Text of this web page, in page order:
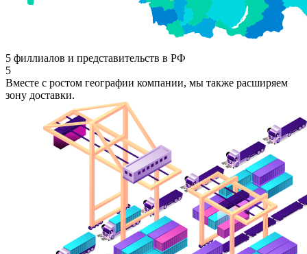
5 филлиалов и представительств в РФ
5
Вместе с ростом географии компании, мы также расширяем
зону доставки.